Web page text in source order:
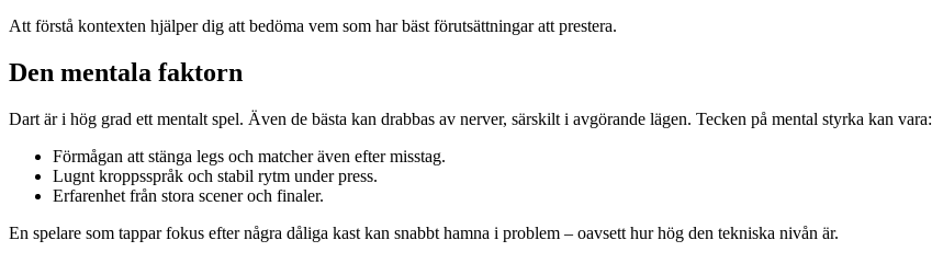
Att förstå kontexten hjälper dig att bedöma vem som har bäst förutsättningar att prestera.
Den mentala faktorn
Dart är i hög grad ett mentalt spel. Även de bästa kan drabbas av nerver, särskilt i avgörande lägen. Tecken på mental styrka kan vara:
Förmågan att stänga legs och matcher även efter misstag.
Lugnt kroppsspråk och stabil rytm under press.
Erfarenhet från stora scener och finaler.
En spelare som tappar fokus efter några dåliga kast kan snabbt hamna i problem – oavsett hur hög den tekniska nivån är.